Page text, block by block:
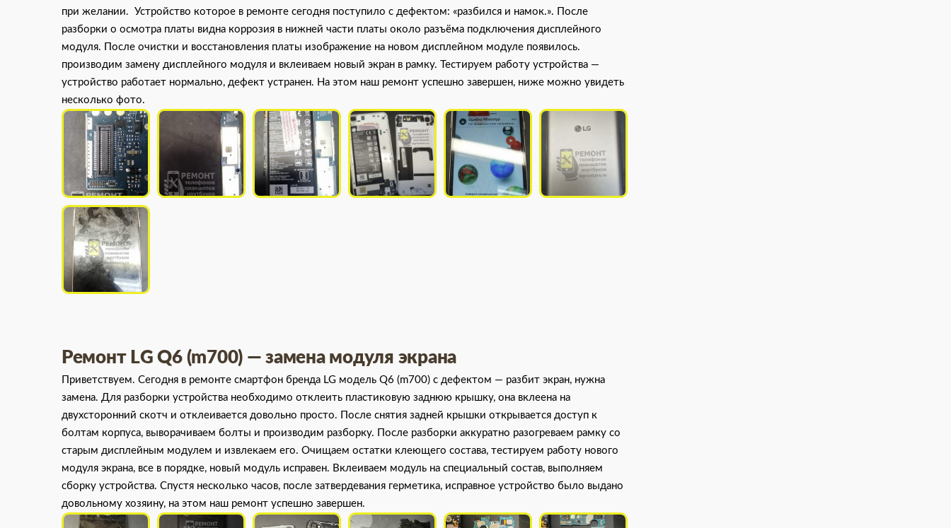
при желании. Устройство которое в ремонте сегодня поступило с дефектом: «разбился и намок.». После
разборки о осмотра платы видна коррозия в нижней части платы около разъёма подключения дисплейного
модуля. После очистки и восстановления платы изображение на новом дисплейном модуле появилось.
производим замену дисплейного модуля и вклеиваем новый экран в рамку. Тестируем работу устройства —
устройство работает нормально, дефект устранен. На этом наш ремонт успешно завершен, ниже можно увидеть
несколько фото.
Ремонт LG Q6 (m700) — замена модуля экрана
Приветствуем. Сегодня в ремонте смартфон бренда LG модель Q6 (m700) с дефектом — разбит экран, нужна
замена. Для разборки устройства необходимо отклеить пластиковую заднюю крышку, она вклеена на
двухсторонний скотч и отклеивается довольно просто. После снятия задней крышки открывается доступ к
болтам корпуса, выворачиваем болты и производим разборку. После разборки аккуратно разогреваем рамку со
старым дисплейным модулем и извлекаем его. Очищаем остатки клеющего состава, тестируем работу нового
модуля экрана, все в порядке, новый модуль исправен. Вклеиваем модуль на специальный состав, выполняем
сборку устройства. Спустя несколько часов, после затвердевания герметика, исправное устройство было выдано
довольному хозяину, на этом наш ремонт успешно завершен.